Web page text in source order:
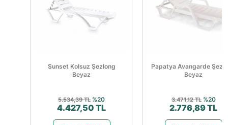
Sunset Kolsuz Şezlong
Beyaz
5.534,39 TL %20
4.427,50 TL
Papatya Avangarde
Beyaz
3.471,12 TL %20
2.776,89 TL